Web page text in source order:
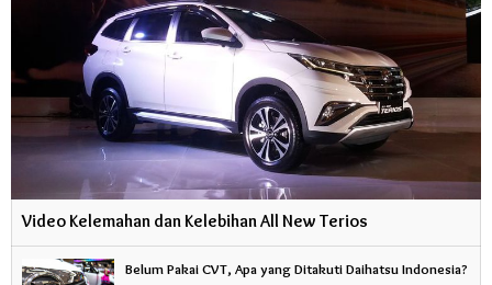
Video Kelemahan dan Kelebihan All New Terios
Belum Pakai CVT, Apa yang Ditakuti Daihatsu Indonesia?